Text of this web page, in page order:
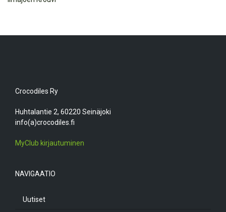
Crocodiles Ry
Huhtalantie 2, 60220 Seinäjoki
info(a)crocodiles.fi
MyClub kirjautuminen
NAVIGAATIO
Uutiset